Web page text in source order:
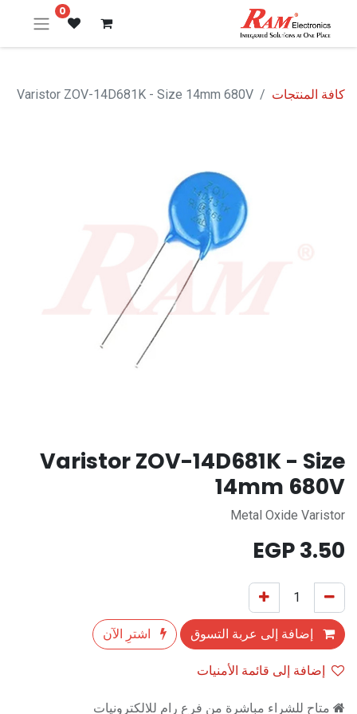
0
كافة المنتجات Varistor ZOV-14D681K - Size 14mm 680V
Varistor ZOV-14D681K - Size
14mm 680V
Metal Oxide Varistor
3.50
إضافة إلى عربة التسوق
اشترِ الآن
إضافة إلى قائمة الأمنيات
متاح للشراء مباشرة من فرع رام للالكترونيات